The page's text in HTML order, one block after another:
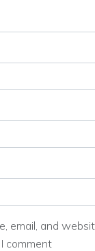
email, and
comment